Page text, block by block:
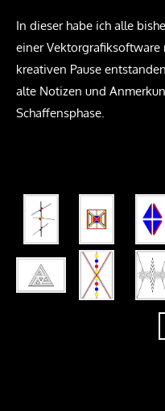
In dieser habe ich alle
einer Vektorgrafiksoftware
kreativen Pause
alte Notizen und
Schaffensphase.